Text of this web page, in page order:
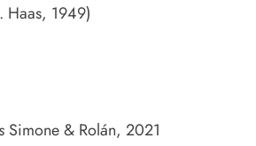
Haas, 1949)
Simone & Rolán, 2021